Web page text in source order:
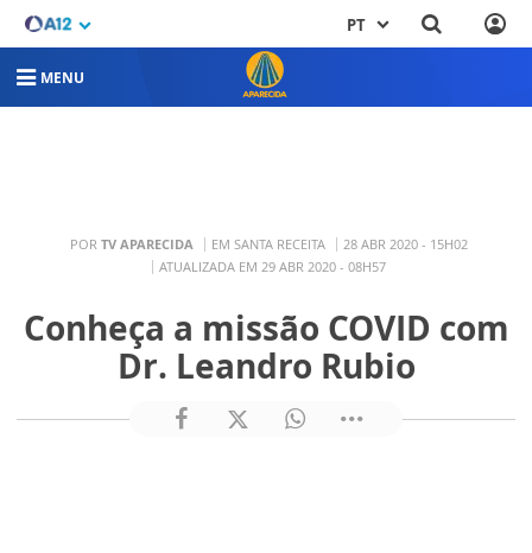
PT
MENU
POR TV APARECIDA EM SANTA RECEITA
28 ABR 2020 - 15H02
ATUALIZADA EM 29 ABR 2020 - 08H57
Conheça a missão COVID com
Dr. Leandro Rubio